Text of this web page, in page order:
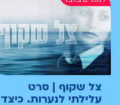
צל שקוף | סרט
עלילתי לנערות. כיצד